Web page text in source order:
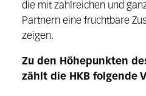
die mit zahlreichen und
Partnern eine fruchtbare
zeigen.
Zu den Höhepunkten
zählt die HKB folgende